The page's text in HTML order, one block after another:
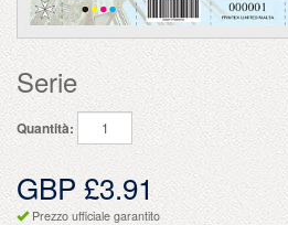
Serie
Quantità:
GBP £3.91
Prezzo ufficiale garantito